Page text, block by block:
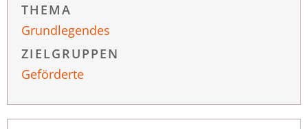
THEMA
Grundlegendes
ZIELGRUPPEN
Geförderte